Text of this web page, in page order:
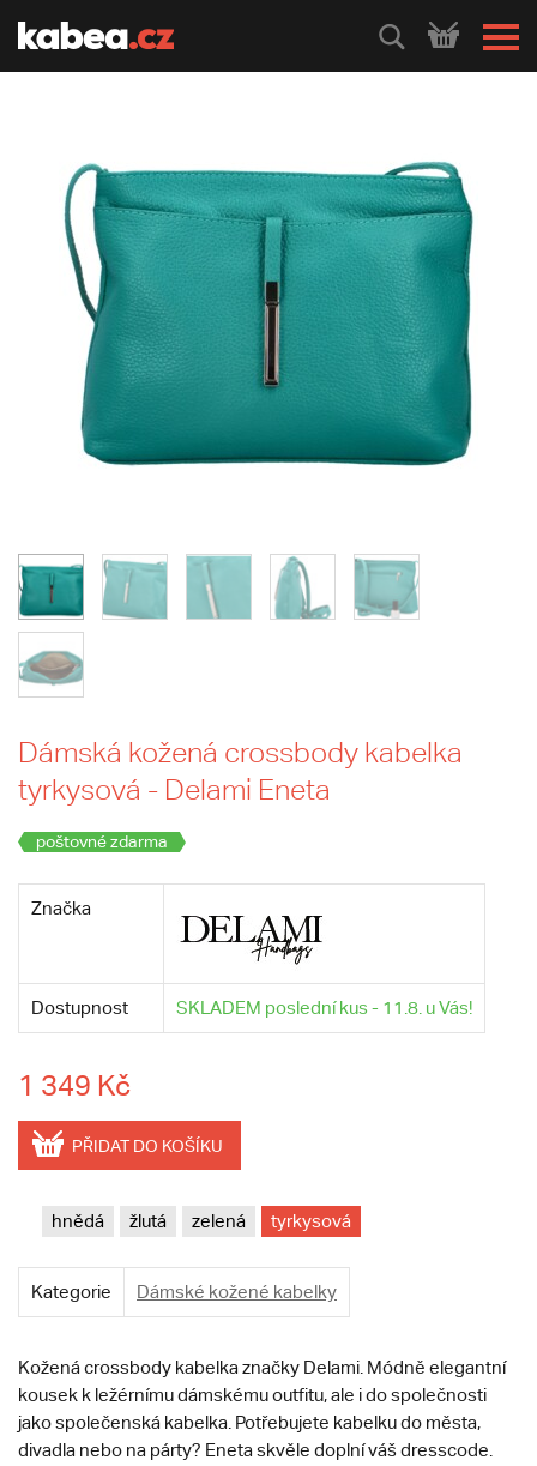
HLEDEJ
Dámská kožená crossbody kabelka
tyrkysová - Delami Eneta
poštovné zdarma
Značka
Dostupnost SKLADEM poslední kus - 11.8. u Vás!
1 349 Kč
PŘIDAT DO KOŠÍKU
hnědá žlutá zelená tyrkysová
Kategorie Dámské kožené kabelky
Kožená crossbody kabelka značky Delami. Módně elegantní
kousek k ležérnímu dámskému outfitu, ale i do společnosti
jako společenská kabelka. Potřebujete kabelku do města,
divadla nebo na párty? Eneta skvěle doplní váš dresscode.